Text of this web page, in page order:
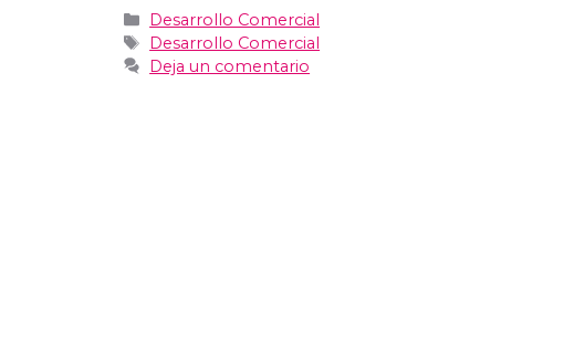
Desarrollo Comercial
Desarrollo Comercial
Deja un comentario